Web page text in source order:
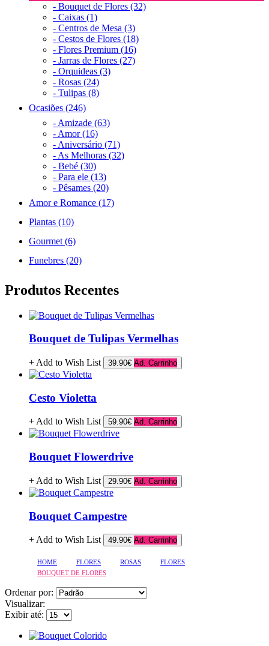
- Bouquet de Flores (32)
- Caixas (1)
- Centros de Mesa (3)
- Cestos de Flores (18)
- Flores Premium (16)
- Jarras de Flores (27)
- Orquideas (3)
- Rosas (24)
- Tulipas (8)
Ocasiões (246)
- Amizade (63)
- Amor (16)
- Aniversário (71)
- As Melhoras (32)
- Bebé (30)
- Para ele (13)
- Pêsames (20)
Amor e Romance (17)
Plantas (10)
Gourmet (6)
Funebres (20)
Produtos Recentes
Bouquet de Tulipas Vermelhas
+ Add to Wish List 39.90€ Ad. Carrinho
Cesto Violetta
+ Add to Wish List 59.90€ Ad. Carrinho
Bouquet Flowerdrive
+ Add to Wish List 29.90€ Ad. Carrinho
Bouquet Campestre
+ Add to Wish List 49.90€ Ad. Carrinho
HOME FLORES ROSAS
FLORES
BOUQUET DE FLORES
Ordenar por:
Visualizar:
Exibir até: